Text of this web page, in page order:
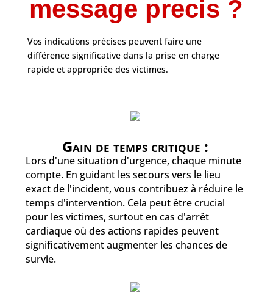
message precis ?
Vos indications précises peuvent faire une
différence significative dans la prise en charge
rapide et appropriée des victimes.
Gain de temps critique :
Lors d'une situation d'urgence, chaque minute
compte. En guidant les secours vers le lieu
exact de l'incident, vous contribuez à réduire le
temps d'intervention. Cela peut être crucial
pour les victimes, surtout en cas d'arrêt
cardiaque où des actions rapides peuvent
significativement augmenter les chances de
survie.